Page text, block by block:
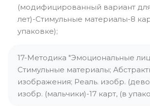
(модифицированный вариант
лет)-Стимульные материалы-8
упаковке);
17-Методика "Эмоциональные
Стимульные материалы;
изображения; Реаль. изобр.
изобр. (мальчики)-17 карт, (в